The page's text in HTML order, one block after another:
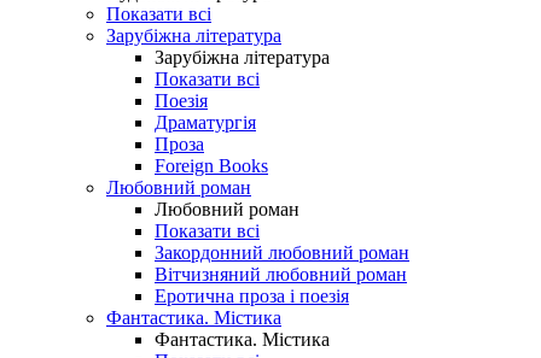
Показати всі
Зарубіжна література
Зарубіжна література
Показати всі
Поезія
Драматургія
Проза
Foreign Books
Любовний роман
Любовний роман
Показати всі
Закордонний любовний роман
Вітчизняний любовний роман
Еротична проза і поезія
Фантастика. Містика
Фантастика. Містика